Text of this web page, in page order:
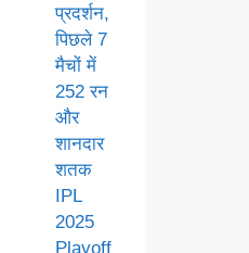
प्रदर्शन,
पिछले 7
मैचों में
252 रन
और
शानदार
शतक
IPL
2025
Playoff